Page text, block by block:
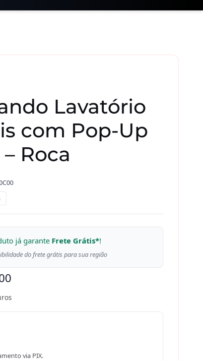
Lavatório
com Pop-Up
Roca
já garante Frete Grátis*!
do frete grátis para sua região
via PIX.